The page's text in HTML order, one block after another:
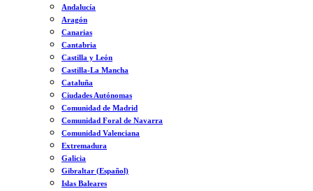
Andalucía
Aragón
Canarias
Cantabria
Castilla y León
Castilla-La Mancha
Cataluña
Ciudades Autónomas
Comunidad de Madrid
Comunidad Foral de Navarra
Comunidad Valenciana
Extremadura
Galicia
Gibraltar (Español)
Islas Baleares